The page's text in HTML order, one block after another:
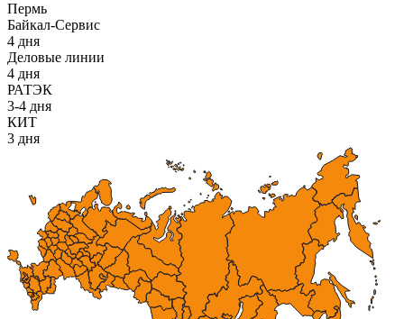
Пермь
Байкал-Сервис
4 дня
Деловые линии
4 дня
РАТЭК
3-4 дня
КИТ
3 дня